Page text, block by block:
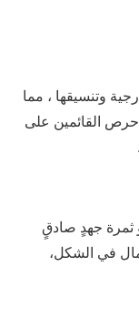
وتنسيقها ، مما
القائمين على
ثمرة جهدٍ صادقٍ
في الشكل،